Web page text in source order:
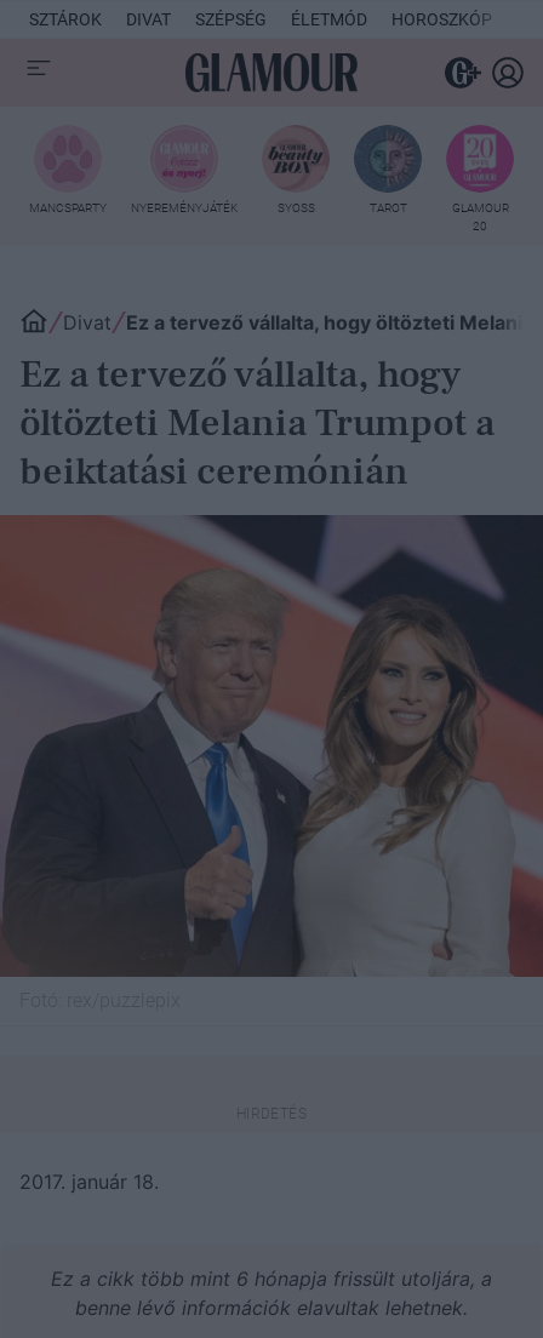
SZTÁROK DIVAT SZÉPSÉG ÉLETMÓD HOROSZKÓP
MANCSPARTY NYEREMÉNYJÁTÉK SYOSS TAROT
GLAMOUR
20
Divat Ez a tervező vállalta, hogy öltözteti
Ez a tervező vállalta, hogy
öltözteti Melania Trumpot a
beiktatási ceremónián
2017. január 18.
Ez a cikk több mint 6 hónapja frissült utoljára, a
benne lévő információk elavultak lehetnek.